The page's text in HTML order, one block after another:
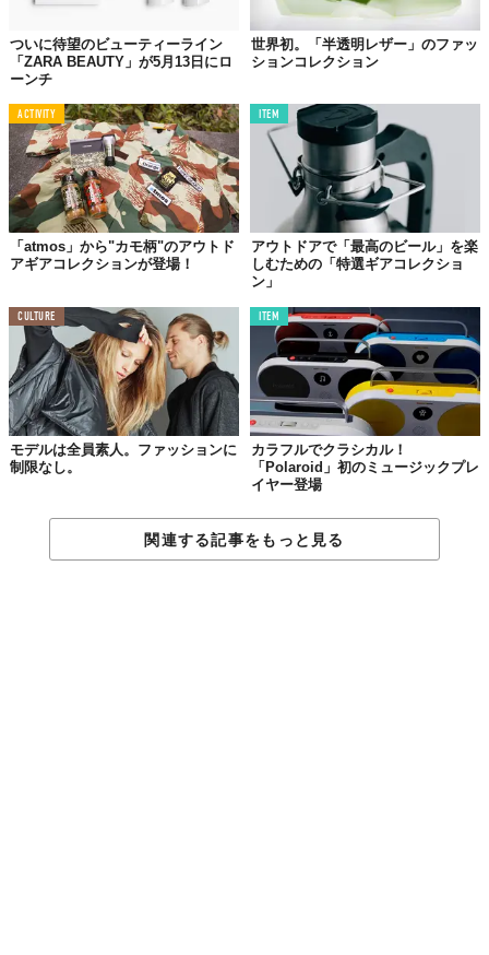
ついに待望のビューティーライン
「ZARA BEAUTY」が5月13日にロ
ーンチ
世界初。「半透明レザー」のファッ
ションコレクション
ACTIVITY
「atmos」から"カモ柄"のアウトド
アギアコレクションが登場！
ITEM
アウトドアで「最高のビール」を楽
しむための「特選ギアコレクショ
ン」
CULTURE
モデルは全員素人。ファッションに
制限なし。
ITEM
カラフルでクラシカル！
「Polaroid」初のミュージックプレ
イヤー登場
関連する記事をもっと見る